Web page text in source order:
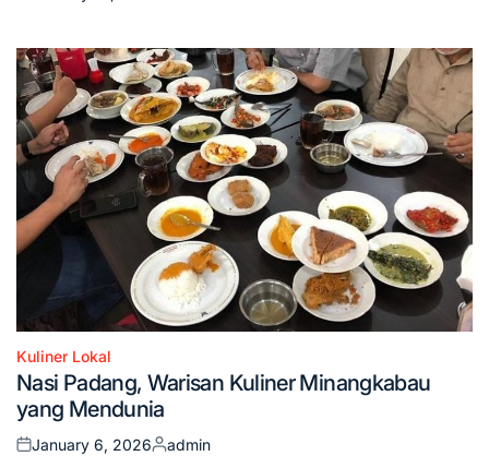
Posted
in
Kuliner Lokal
Nasi Padang, Warisan Kuliner Minangkabau
yang Mendunia
January 6, 2026 admin